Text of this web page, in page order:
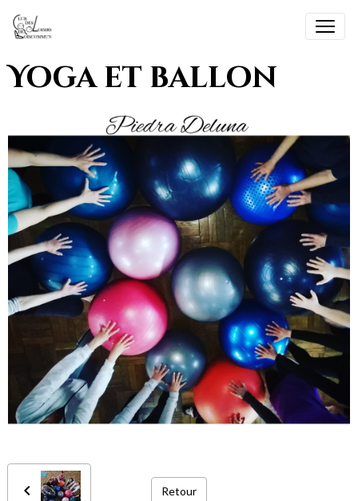
Yoga et ballon
Retour